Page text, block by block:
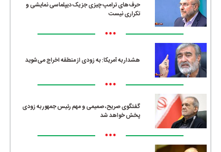
حرف‌های ترامپ چیزی جز یک دیپلماسی نمایشی و
تکراری نیست
•••
هشدار به آمریکا: به زودی از منطقه اخراج می‌شوید
•••
گفتگوی صریح، صمیمی و مهم رئیس جمهور به زودی
پخش خواهد شد
•••